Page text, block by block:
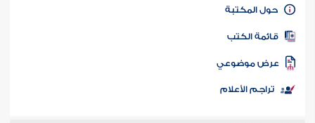
كتاب الأمة
المكتبة
الكتب
موضوعي